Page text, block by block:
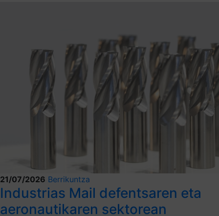
21/07/2026 Berrikuntza
Industrias Mail defentsaren eta
aeronautikaren sektorean